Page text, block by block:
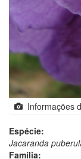
Informações
Espécie:
Jacaranda
Família: